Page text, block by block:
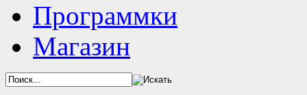
Программки
Магазин